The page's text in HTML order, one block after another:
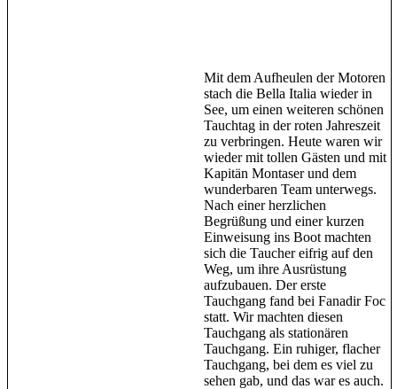
Mit dem Aufheulen der Motoren
stach die Bella Italia wieder in
See, um einen weiteren schönen
Tauchtag in der roten Jahreszeit
zu verbringen. Heute waren wir
wieder mit tollen Gästen und mit
Kapitän Montaser und dem
wunderbaren Team unterwegs.
Nach einer herzlichen
Begrüßung und einer kurzen
Einweisung ins Boot machten
sich die Taucher eifrig auf den
Weg, um ihre Ausrüstung
aufzubauen. Der erste
Tauchgang fand bei Fanadir Foc
statt. Wir machten diesen
Tauchgang als stationären
Tauchgang. Ein ruhiger, flacher
Tauchgang, bei dem es viel zu
sehen gab, und das war es auch.